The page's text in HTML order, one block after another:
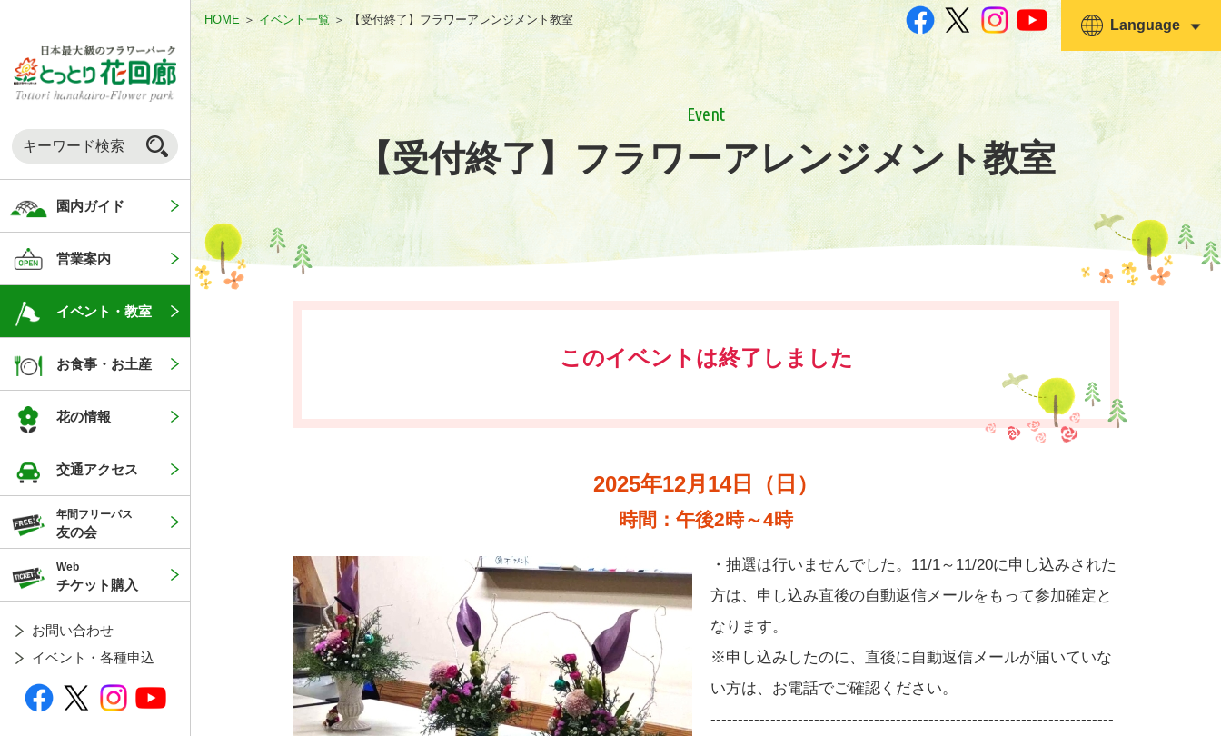
園内ガイド
営業案内
イベント・教室
お食事・お土産
花の情報
交通アクセス
年間フリーパス
友の会
Web
チケット購入
お問い合わせ
イベント・各種申込
HOME＞イベント一覧 ＞ 【受付終了】フラワーアレンジメント教室
Event
【受付終了】フラワーアレンジメント教室
Language
このイベントは終了しました
2025年12月14日（日）
時間：午後2時～4時
・抽選は行いませんでした。11/1～11/20に申し込みされた
方は、申し込み直後の自動返信メールをもって参加確定と
なります。
※申し込みしたのに、直後に自動返信メールが届いていな
い方は、お電話でご確認ください。
--------------------------------------------------------------------------